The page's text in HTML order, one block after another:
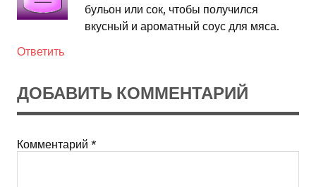
бульон или сок, чтобы получился
вкусный и ароматный соус для мяса.
Ответить
ДОБАВИТЬ КОММЕНТАРИЙ
Комментарий *